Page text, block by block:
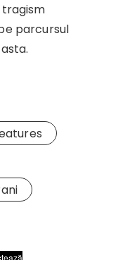
tragism
parcursul